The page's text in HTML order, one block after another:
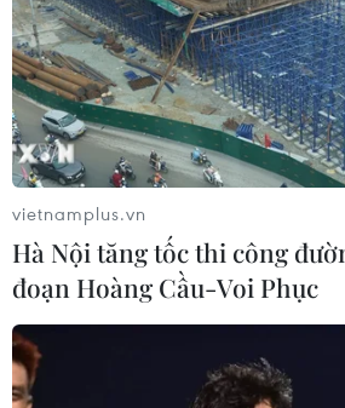
sau đó ảnh hưởng đến Bắc Trung
Trung Trung Bộ.
vietnamplus.vn
Hà Nội tăng tốc thi công
đoạn Hoàng Cầu-Voi Phục